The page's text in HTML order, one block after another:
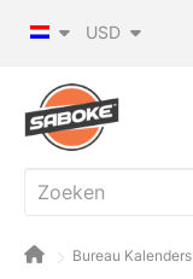
USD
Bureau Kalenders